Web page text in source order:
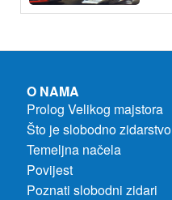
O NAMA
Prolog Velikog majstora
Što je slobodno zidarstvo
Temeljna načela
Povijest
Poznati slobodni zidari